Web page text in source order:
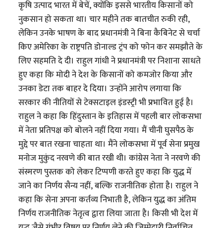
कृषि उत्पाद भारत में बेचें, क्योंकि इससे भारतीय किसानों को
नुकसान हो सकता था। चार महीने तक बातचीत रुकी रही,
लेकिन उनके भाषण के बाद प्रधानमंत्री ने बिना कैबिनेट से चर्चा
किए अमेरिका के राष्ट्रपति डोनाल्ड ट्रंप को फोन कर समझौते के
लिए सहमति दे दी। राहुल गांधी ने प्रधानमंत्री पर निशाना साधते
हुए कहा कि मोदी ने देश के किसानों को कमजोर किया और
उनका डेटा तक बाहर दे दिया। उन्होंने आरोप लगाया कि
सरकार की नीतियों से टेक्सटाइल इंडस्ट्री भी प्रभावित हुई है।
राहुल ने कहा कि हिंदुस्तान के इतिहास में पहली बार लोकसभा
में नेता प्रतिपक्ष को बोलने नहीं दिया गया। मैं चीनी घुसपैठ के
मुद्दे पर बात रखना चाहता था। मैंने लोकसभा में पूर्व सेना प्रमुख
मनोज मुकुंद नरवणे की बात रखी थी। कांग्रेस नेता ने नरवणे की
संस्मरण पुस्तक को लेकर टिप्पणी करते हुए कहा कि युद्ध में
जाने का निर्णय सैन्य नहीं, बल्कि राजनीतिक होता है। राहुल ने
कहा कि सेना अपना कर्तव्य निभाती है, लेकिन युद्ध का अंतिम
निर्णय राजनीतिक नेतृत्व द्वारा लिया जाता है। किसी भी देश में